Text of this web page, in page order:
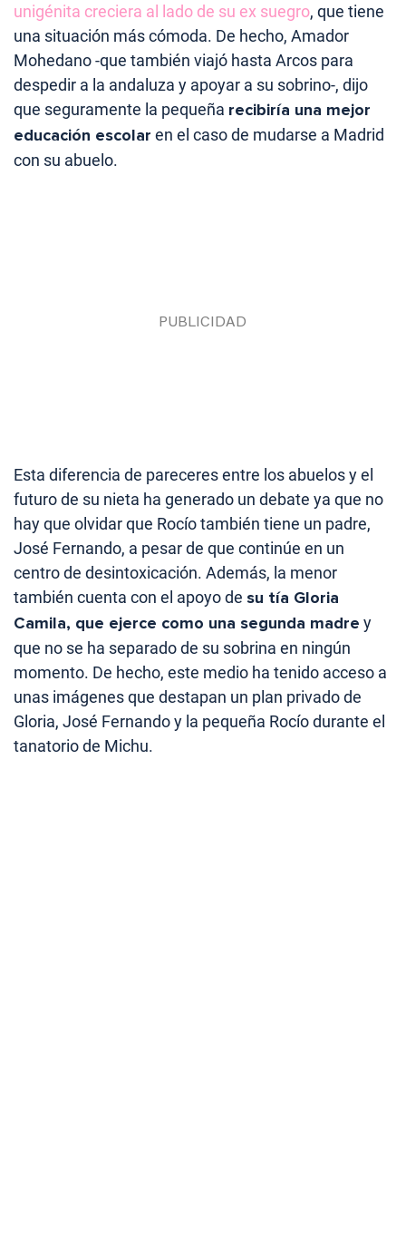
unigénita creciera al lado de su ex suegro, que tiene
una situación más cómoda. De hecho, Amador
Mohedano -que también viajó hasta Arcos para
despedir a la andaluza y apoyar a su sobrino-, dijo
que seguramente la pequeña recibiría una mejor
educación escolar en el caso de mudarse a Madrid
con su abuelo.
Esta diferencia de pareceres entre los abuelos y el
futuro de su nieta ha generado un debate ya que no
hay que olvidar que Rocío también tiene un padre,
José Fernando, a pesar de que continúe en un
centro de desintoxicación. Además, la menor
también cuenta con el apoyo de su tía Gloria
Camila, que ejerce como una segunda madre y
que no se ha separado de su sobrina en ningún
momento. De hecho, este medio ha tenido acceso a
unas imágenes que destapan un plan privado de
Gloria, José Fernando y la pequeña Rocío durante el
tanatorio de Michu.